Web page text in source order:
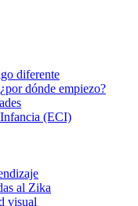
diferente
dónde empiezo?
(ECI)
al Zika
visual